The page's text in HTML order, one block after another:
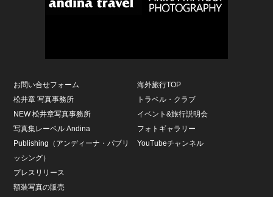
お問い合せフォーム
松井章 写真事務所
NEW 松井章写真事務所
写真集レーベル Andina
Publishing（アンディーナ・パブリ
ッシング）
プレスリリース
額装写真の販売
海外旅行TOP
トラベル・クラブ
イベント&旅行説明会
フォトギャラリー
YouTubeチャンネル